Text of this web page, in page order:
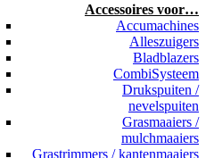
Accessoires voor…
Accumachines
Alleszuigers
Bladblazers
CombiSysteem
Drukspuiten /
nevelspuiten
Grasmaaiers /
mulchmaaiers
Grastrimmers / kantenmaaiers